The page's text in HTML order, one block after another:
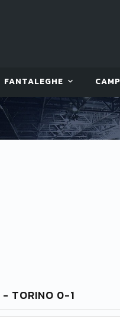
FANTALEGHE
- TORINO 0-1